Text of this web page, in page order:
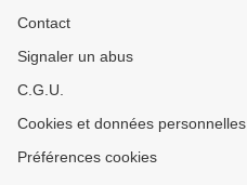
Contact
Signaler un abus
C.G.U.
Cookies et données personnelles
Préférences cookies